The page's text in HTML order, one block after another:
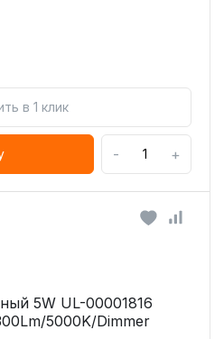
в 1 клик
- +
5W UL-00001816
5000K/Dimmer